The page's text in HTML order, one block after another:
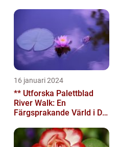
16 januari 2024
** Utforska Palettblad
River Walk: En
Färgsprakande Värld i Din